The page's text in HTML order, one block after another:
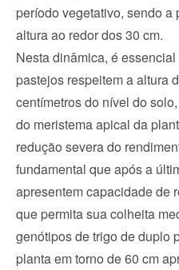
período vegetativo, sendo
altura ao redor dos 30 cm.
Nesta dinâmica, é
pastejos respeitem a altura
centímetros do nível do
do meristema apical da
redução severa do
fundamental que após a
apresentem capacidade de
que permita sua colheita
genótipos de trigo de duplo
planta em torno de 60 cm